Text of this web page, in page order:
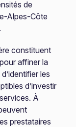
de
Alpes-Côte
constituent
affiner la
les
d’investir
À
prestataires